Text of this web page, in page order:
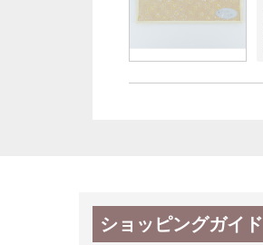
ショッピングガイド